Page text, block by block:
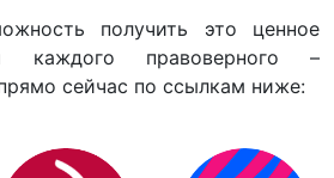
получить это ценное
каждого правоверного –
сейчас по ссылкам ниже: